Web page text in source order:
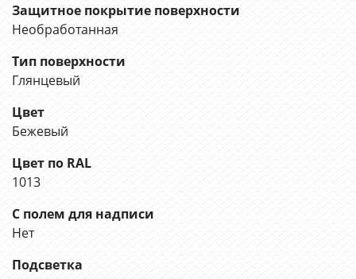
Защитное покрытие поверхности
Необработанная
Тип поверхности
Глянцевый
Цвет
Бежевый
Цвет по RAL
1013
С полем для надписи
Нет
Подсветка